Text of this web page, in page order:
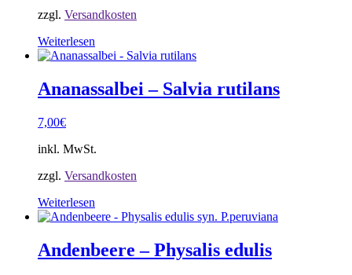
zzgl. Versandkosten
Weiterlesen
Ananassalbei – Salvia rutilans
7,00€
inkl. MwSt.
zzgl. Versandkosten
Weiterlesen
Andenbeere – Physalis edulis